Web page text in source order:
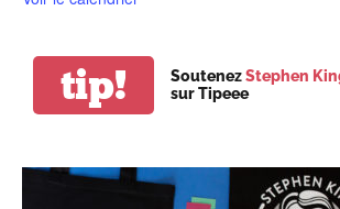
tip! SoutenezStephen
sur Tipeee